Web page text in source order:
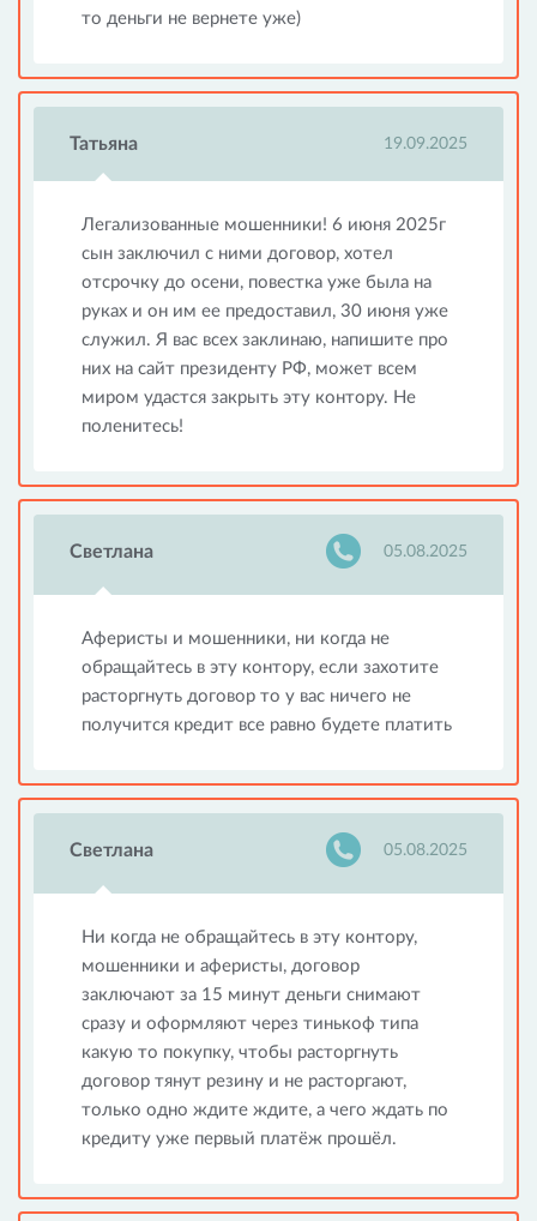
то деньги не вернете уже)
Татьяна 19.09.2025
Легализованные мошенники! 6 июня 2025г
сын заключил с ними договор, хотел
отсрочку до осени, повестка уже была на
руках и он им ее предоставил, 30 июня уже
служил. Я вас всех заклинаю, напишите про
них на сайт президенту РФ, может всем
миром удастся закрыть эту контору. Не
поленитесь!
Светлана 05.08.2025
Аферисты и мошенники, ни когда не
обращайтесь в эту контору, если захотите
расторгнуть договор то у вас ничего не
получится кредит все равно будете платить
Светлана 05.08.2025
Ни когда не обращайтесь в эту контору,
мошенники и аферисты, договор
заключают за 15 минут деньги снимают
сразу и оформляют через тинькоф типа
какую то покупку, чтобы расторгнуть
договор тянут резину и не расторгают,
только одно ждите ждите, а чего ждать по
кредиту уже первый платёж прошёл.